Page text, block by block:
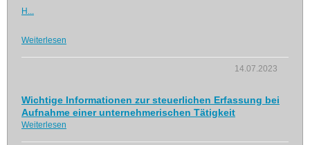
H...
Weiterlesen
14.07.2023
Wichtige Informationen zur steuerlichen Erfassung bei
Aufnahme einer unternehmerischen Tätigkeit
Weiterlesen